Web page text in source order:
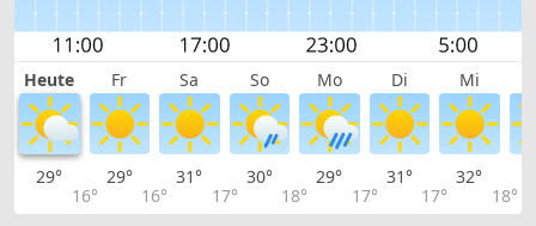
Heute Fr Sa So Mo Di Mi
29°
16°
29°
16°
31°
17°
30°
18°
29°
17°
31°
17°
32°
18°